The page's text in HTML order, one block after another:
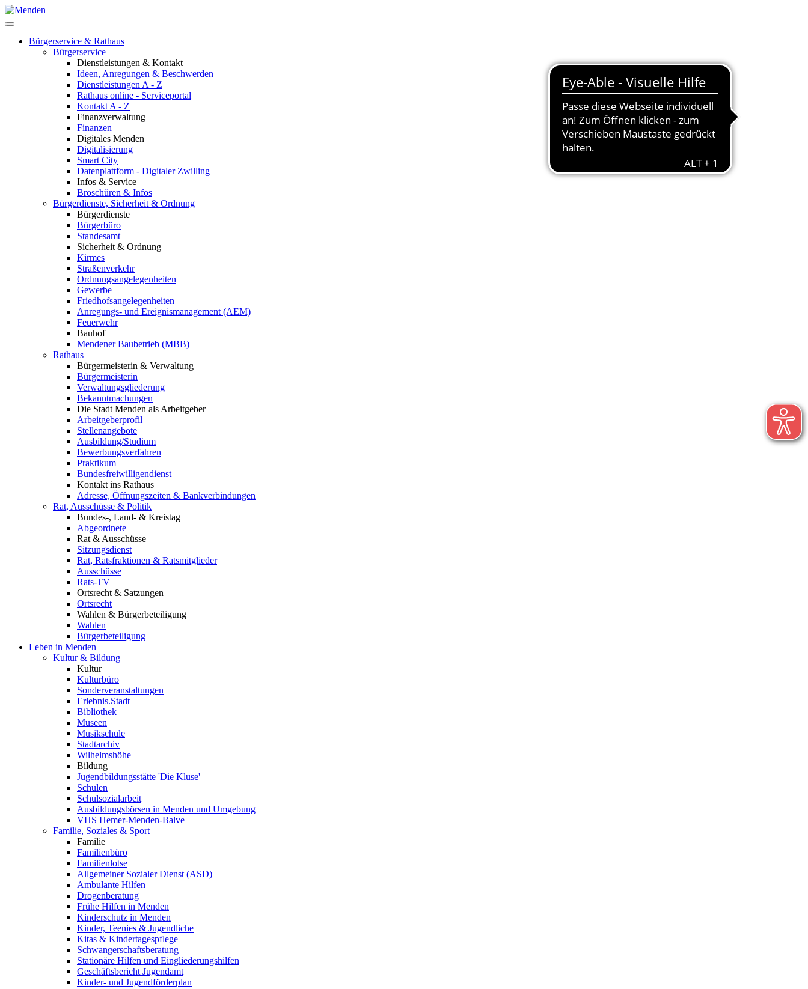
Bürgerservice & Rathaus
Bürgerservice
Dienstleistungen & Kontakt
Ideen, Anregungen & Beschwerden
Dienstleistungen A - Z
Rathaus online - Serviceportal
Kontakt A - Z
Finanzverwaltung
Finanzen
Digitales Menden
Digitalisierung
Smart City
Datenplattform - Digitaler Zwilling
Infos & Service
Broschüren & Infos
Bürgerdienste, Sicherheit & Ordnung
Bürgerdienste
Bürgerbüro
Standesamt
Sicherheit & Ordnung
Kirmes
Straßenverkehr
Ordnungsangelegenheiten
Gewerbe
Friedhofsangelegenheiten
Anregungs- und Ereignismanagement (AEM)
Feuerwehr
Bauhof
Mendener Baubetrieb (MBB)
Rathaus
Bürgermeisterin & Verwaltung
Bürgermeisterin
Verwaltungsgliederung
Bekanntmachungen
Die Stadt Menden als Arbeitgeber
Arbeitgeberprofil
Stellenangebote
Ausbildung/Studium
Bewerbungsverfahren
Praktikum
Bundesfreiwilligendienst
Kontakt ins Rathaus
Adresse, Öffnungszeiten & Bankverbindungen
Rat, Ausschüsse & Politik
Bundes-, Land- & Kreistag
Abgeordnete
Rat & Ausschüsse
Sitzungsdienst
Rat, Ratsfraktionen & Ratsmitglieder
Ausschüsse
Rats-TV
Ortsrecht & Satzungen
Ortsrecht
Wahlen & Bürgerbeteiligung
Wahlen
Bürgerbeteiligung
Leben in Menden
Kultur & Bildung
Kultur
Kulturbüro
Sonderveranstaltungen
Erlebnis.Stadt
Bibliothek
Museen
Musikschule
Stadtarchiv
Wilhelmshöhe
Bildung
Jugendbildungsstätte 'Die Kluse'
Schulen
Schulsozialarbeit
Ausbildungsbörsen in Menden und Umgebung
VHS Hemer-Menden-Balve
Familie, Soziales & Sport
Familie
Familienbüro
Familienlotse
Allgemeiner Sozialer Dienst (ASD)
Ambulante Hilfen
Drogenberatung
Frühe Hilfen in Menden
Kinderschutz in Menden
Kinder, Teenies & Jugendliche
Kitas & Kindertagespflege
Schwangerschaftsberatung
Stationäre Hilfen und Eingliederungshilfen
Geschäftsbericht Jugendamt
Kinder- und Jugendförderplan